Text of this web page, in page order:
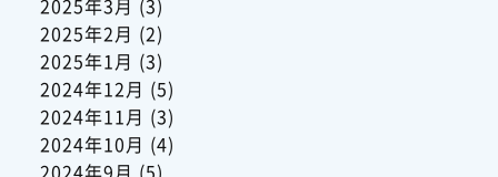
2025年3月 (3)
2025年2月 (2)
2025年1月 (3)
2024年12月 (5)
2024年11月 (3)
2024年10月 (4)
2024年9月 (5)